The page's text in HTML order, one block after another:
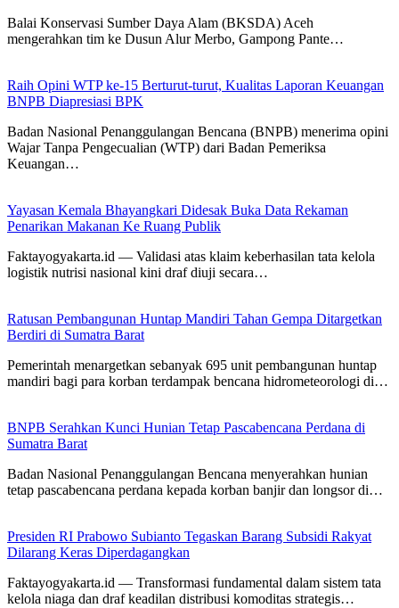
Balai Konservasi Sumber Daya Alam (BKSDA) Aceh
mengerahkan tim ke Dusun Alur Merbo, Gampong Pante…
Raih Opini WTP ke-15 Berturut-turut, Kualitas Laporan Keuangan
BNPB Diapresiasi BPK
Badan Nasional Penanggulangan Bencana (BNPB) menerima opini
Wajar Tanpa Pengecualian (WTP) dari Badan Pemeriksa
Keuangan…
Yayasan Kemala Bhayangkari Didesak Buka Data Rekaman
Penarikan Makanan Ke Ruang Publik
Faktayogyakarta.id — Validasi atas klaim keberhasilan tata kelola
logistik nutrisi nasional kini draf diuji secara…
Ratusan Pembangunan Huntap Mandiri Tahan Gempa Ditargetkan
Berdiri di Sumatra Barat
Pemerintah menargetkan sebanyak 695 unit pembangunan huntap
mandiri bagi para korban terdampak bencana hidrometeorologi di…
BNPB Serahkan Kunci Hunian Tetap Pascabencana Perdana di
Sumatra Barat
Badan Nasional Penanggulangan Bencana menyerahkan hunian
tetap pascabencana perdana kepada korban banjir dan longsor di…
Presiden RI Prabowo Subianto Tegaskan Barang Subsidi Rakyat
Dilarang Keras Diperdagangkan
Faktayogyakarta.id — Transformasi fundamental dalam sistem tata
kelola niaga dan draf keadilan distribusi komoditas strategis…